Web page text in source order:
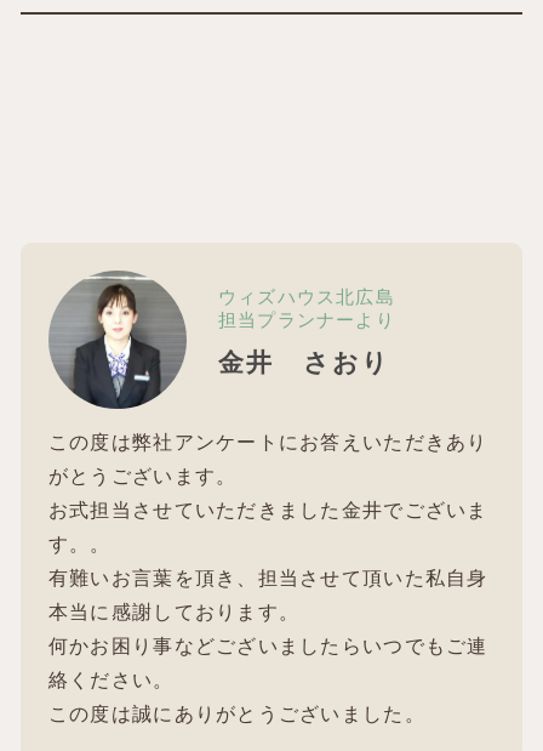
ウィズハウス北広島
担当プランナーより
金井 さおり
この度は弊社アンケートにお答えいただきあり
がとうございます。
お式担当させていただきました金井でございま
す。。
有難いお言葉を頂き、担当させて頂いた私自身
本当に感謝しております。
何かお困り事などございましたらいつでもご連
絡ください。
この度は誠にありがとうございました。